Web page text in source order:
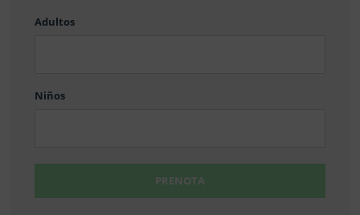
MM
Adultos
Niños
PRENOTA